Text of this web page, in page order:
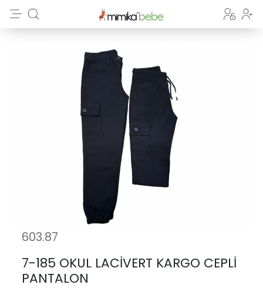
603.87
7-185 OKUL LACİVERT KARGO CEPLİ
PANTALON